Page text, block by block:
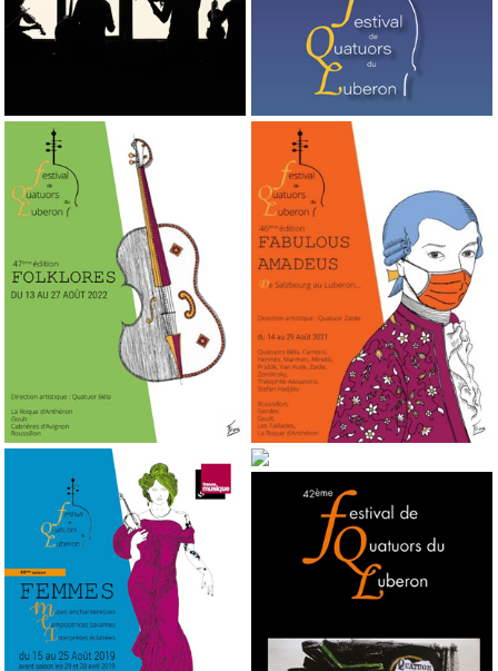
2022
47a edición
2021
46ª edición
2019
44ª edición
2018
43ª edición
42ª edición